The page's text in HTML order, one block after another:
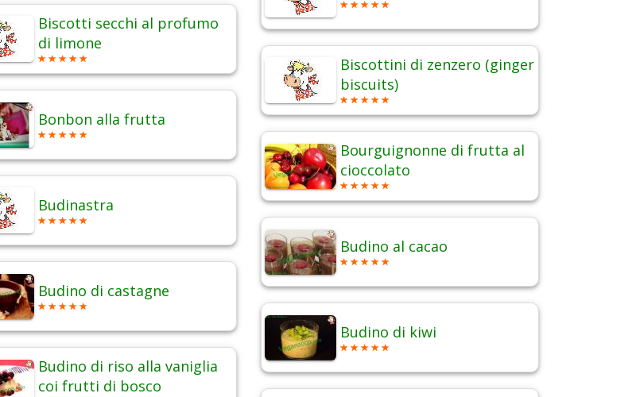
Biscotti secchi al profumo
di limone
Biscottini di zenzero (ginger
biscuits)
Bonbon alla frutta
Bourguignonne di frutta al
cioccolato
Budinastra
Budino al cacao
Budino di castagne
Budino di kiwi
Budino di riso alla vaniglia
coi frutti di bosco